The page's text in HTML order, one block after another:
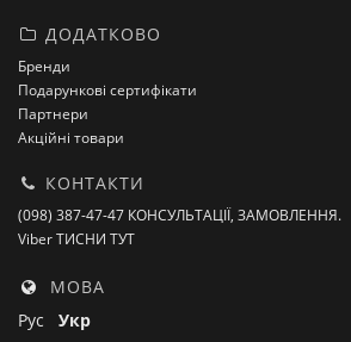
ДОДАТКОВО
Бренди
Подарункові сертифікати
Партнери
Акційні товари
КОНТАКТИ
(098) 387-47-47 КОНСУЛЬТАЦІЇ, ЗАМОВЛЕННЯ.
Viber ТИСНИ ТУТ
МОВА
Рус Укр